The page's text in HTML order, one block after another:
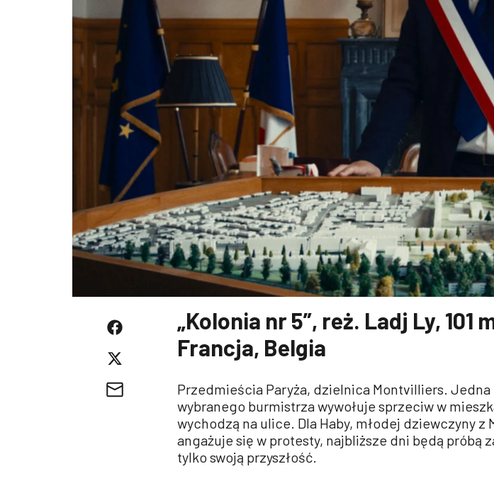
„Kolonia nr 5”, reż. Ladj Ly, 101
Francja, Belgia
Przedmieścia Paryża, dzielnica Montvilliers. Jedna
wybranego burmistrza wywołuje sprzeciw w
wychodzą na ulice. Dla Haby, młodej dziewczyny z
angażuje się w protesty, najbliższe dni będą próbą
tylko swoją przyszłość.